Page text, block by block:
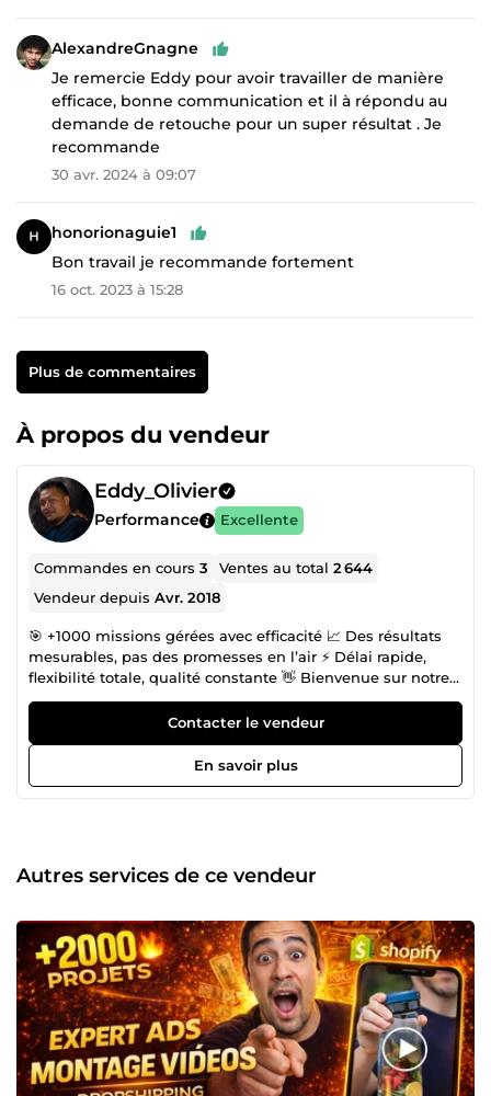
AlexandreGnagne
Je remercie Eddy pour avoir travailler de manière
efficace, bonne communication et il à répondu au
demande de retouche pour un super résultat . Je
recommande
30 avr. 2024 à 09:07
honorionaguie1
Bon travail je recommande fortement
16 oct. 2023 à 15:28
Plus de commentaires
À propos du vendeur
Eddy_Olivier
Performance Excellente
Commandes en cours3 Ventes au total2 644
Vendeur depuisAvr. 2018
🎯 +1000 missions gérées avec efficacité 📈 Des résultats
mesurables, pas des promesses en l’air ⚡ Délai rapide,
flexibilité totale, qualité constante 👋 Bienvenue sur notre
espace ! Chez Team Virtuelle, on ne vend pas juste des
prestations. On booste vos projets en ligne avec méthode,
réactivité et vision. 🧠 Traduction ? Vous avez une boutique,
un produit ou une idée à faire exploser ? Nous, on
s’occupe de la rendre visible, crédible, et performante.
(dropshipping, marketplaces, etc.) Personnalisation et
gestion d’avis clients Collecte de données / saisie rapide
tester vos produits comme un pro – sans casser la banque
Vous avez un produit à lancer ? Un concept à tester ?
Avant de dépenser une fortune dans des influenceurs ou
du contenu UGC haut de gamme, notre service est la
solution idéale pour valider vos offres rapidement. ✅ Ce
qu’on vous propose : 🎬 Des vidéos courtes, punchy et
scroll-stopper, prêtes à performer sur TikTok, Facebook
Ads, Instagram ou Snapchat 💬 Des scripts adaptés à votre
Contacter le vendeur
En savoir plus
Autres services de ce vendeur